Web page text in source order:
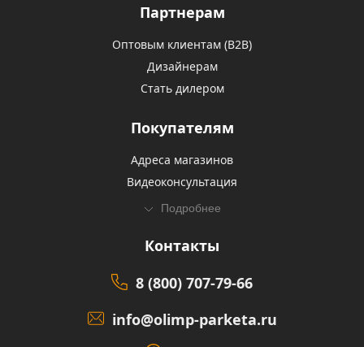
Партнерам
Оптовым клиентам (В2В)
Дизайнерам
Стать дилером
Покупателям
Адреса магазинов
Видеоконсультация
Подробнее
Контакты
8 (800) 707-79-66
info@olimp-parketa.ru